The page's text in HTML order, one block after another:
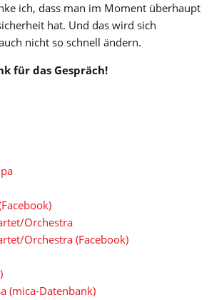
ich, dass man im Moment überhaupt
hat. Und das wird sich
nicht so schnell ändern.
für das Gespräch!
Orchestra
Orchestra (Facebook)
(mica-Datenbank)